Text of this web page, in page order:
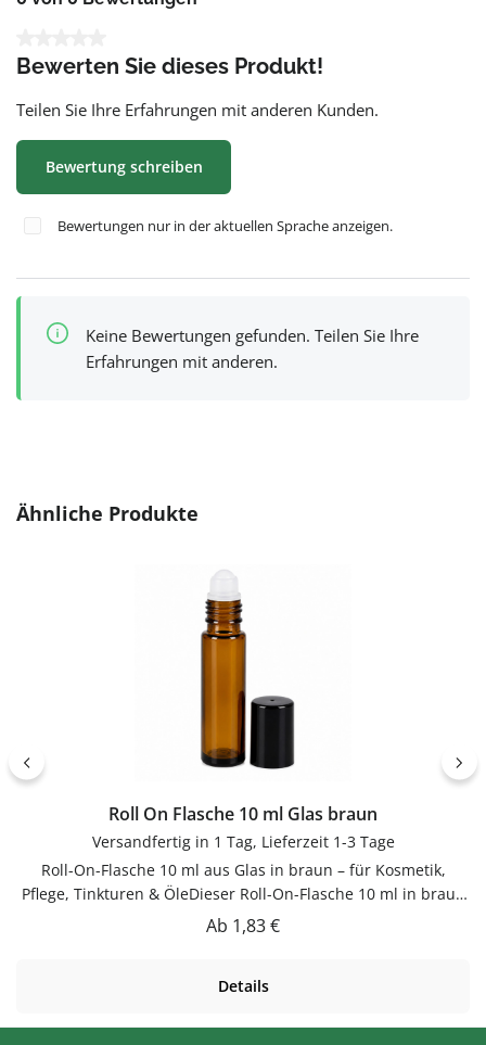
Bewerten Sie dieses Produkt!
Teilen Sie Ihre Erfahrungen mit anderen Kunden.
Bewertung schreiben
Bewertungen nur in der aktuellen Sprache anzeigen.
Keine Bewertungen gefunden. Teilen Sie Ihre
Erfahrungen mit anderen.
Produktgalerie überspringen
Ähnliche Produkte
Roll On Flasche 10 ml Glas braun
Versandfertig in 1 Tag, Lieferzeit 1-3 Tage
Roll-On-Flasche 10 ml aus Glas in braun – für Kosmetik,
Pflege, Tinkturen & ÖleDieser Roll-On-Flasche 10 ml in braun
aus Glas ist für Kosmetik, Pflege, Tinkturen & Öle. Das getönte
GlasGlas ist geschmacksneutral, gut zu reinigen und beliebig
Regulärer Preis:
Ab 1,83 €
Details